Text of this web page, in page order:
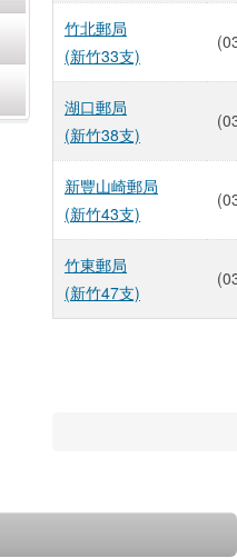
竹北郵局
(新竹33支)
湖口郵局
(新竹38支)
新豐山崎郵局
(新竹43支)
竹東郵局
(新竹47支)